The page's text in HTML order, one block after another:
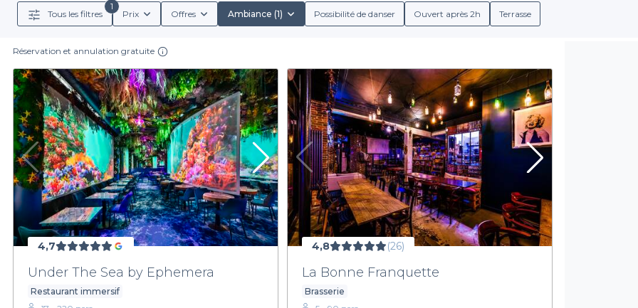
Nous offrons également des informations détaillées sur les conditions de réservation, les menus de groupe, ainsi que
Laissez-vous séduire par l’animation
Ne laissez pas le temps vous échapper. Organiser un événement dans un bar festif à Vanves grâce à Privateaser,
entourés de vos proches. Prenez quelques instants pour explorer notre sélection d'établissements et
En choisissant Privateaser, vous optez pour une solution pratique qui simplifie l’organisation de vos événements.
parfait qui rendra votre soirée unique et inoubliable. Faites le premier pas en consultant notre site
Tous les filtres
1
Prix Offres Ambiance (1) Possibilité de danser Ouvert après 2h Terrasse
Réservation et annulation gratuite
4,7
Under The Sea by Ephemera
Restaurant immersif
4,8 (26)
La Bonne Franquette
Brasserie